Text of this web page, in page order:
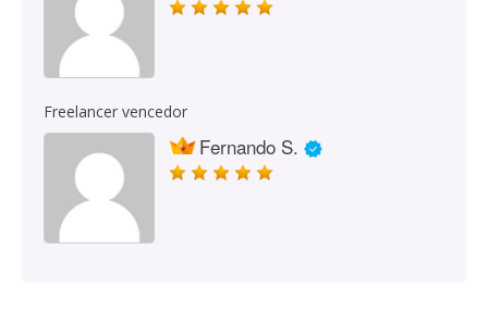
Freelancer vencedor
Fernando S.